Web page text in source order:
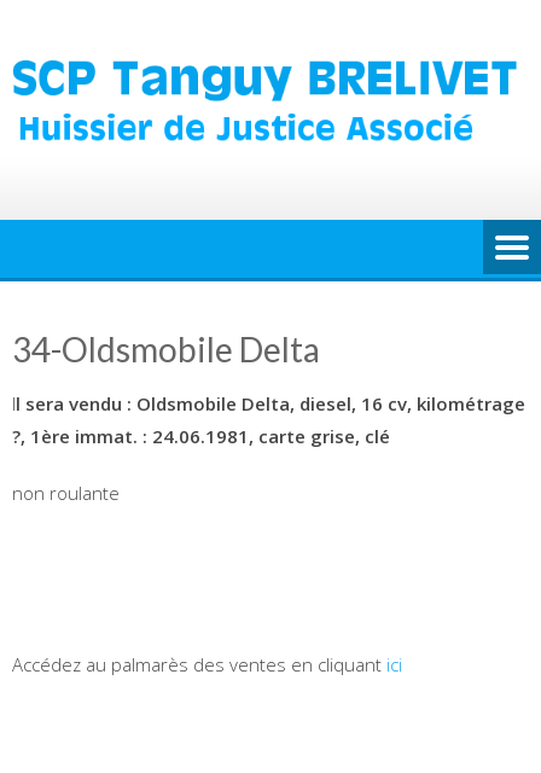
content
34-Oldsmobile Delta
Il sera vendu : Oldsmobile Delta, diesel, 16 cv, kilométrage
?, 1ère immat. : 24.06.1981, carte grise, clé
non roulante
Accédez au palmarès des ventes en cliquant ici